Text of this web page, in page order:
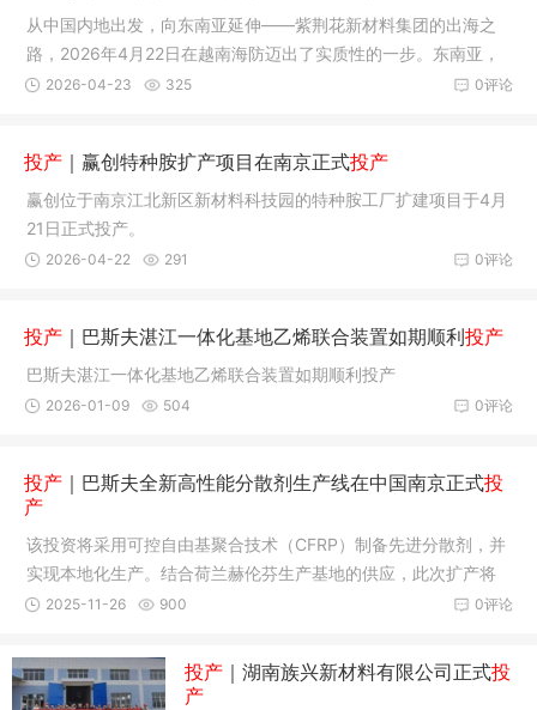
从中国内地出发，向东南亚延伸——紫荆花新材料集团的出海之
路，2026年4月22日在越南海防迈出了实质性的一步。东南亚，
海防市，一座新的海外工厂正式投产。
0评论
2026-04-23 325
投产 ｜赢创特种胺扩产项目在南京正式投产
赢创位于南京江北新区新材料科技园的特种胺工厂扩建项目于4月
21日正式投产。
0评论
2026-04-22 291
投产 ｜巴斯夫湛江一体化基地乙烯联合装置如期顺利投产
巴斯夫湛江一体化基地乙烯联合装置如期顺利投产
0评论
2026-01-09 504
投产 ｜巴斯夫全新高性能分散剂生产线在中国南京正式投
产
该投资将采用可控自由基聚合技术（CFRP）制备先进分散剂，并
实现本地化生产。结合荷兰赫伦芬生产基地的供应，此次扩产将
进一步提升全球产能，让供应更可靠、更灵活。
0评论
2025-11-26 900
投产 ｜湖南族兴新材料有限公司正式投
产